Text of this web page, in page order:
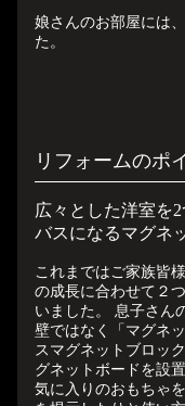
娘さんのお部屋には
た。
リフォームのポ
広々とした洋室を
バスになるマグネ
これまではご家族皆
の成長に合わせて２
いました。 息子さん
壁ではなく「マグネ
スマグネットブロッ
グネットボードを設
気に入りのおもちゃ